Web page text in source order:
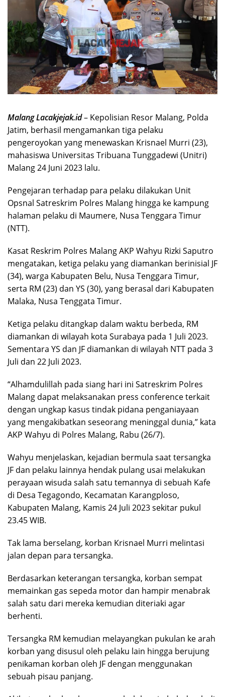
Malang Lacakjejak.id– Kepolisian Resor Malang, Polda
Jatim, berhasil mengamankan tiga pelaku
pengeroyokan yang menewaskan Krisnael Murri (23),
mahasiswa Universitas Tribuana Tunggadewi (Unitri)
Malang 24 Juni 2023 lalu.
Pengejaran terhadap para pelaku dilakukan Unit
Opsnal Satreskrim Polres Malang hingga ke kampung
halaman pelaku di Maumere, Nusa Tenggara Timur
(NTT).
Kasat Reskrim Polres Malang AKP Wahyu Rizki Saputro
mengatakan, ketiga pelaku yang diamankan berinisial JF
(34), warga Kabupaten Belu, Nusa Tenggara Timur,
serta RM (23) dan YS (30), yang berasal dari Kabupaten
Malaka, Nusa Tenggata Timur.
Ketiga pelaku ditangkap dalam waktu berbeda, RM
diamankan di wilayah kota Surabaya pada 1 Juli 2023.
Sementara YS dan JF diamankan di wilayah NTT pada 3
Juli dan 22 Juli 2023.
“Alhamdulillah pada siang hari ini Satreskrim Polres
Malang dapat melaksanakan press conference terkait
dengan ungkap kasus tindak pidana penganiayaan
yang mengakibatkan seseorang meninggal dunia,” kata
AKP Wahyu di Polres Malang, Rabu (26/7).
Wahyu menjelaskan, kejadian bermula saat tersangka
JF dan pelaku lainnya hendak pulang usai melakukan
perayaan wisuda salah satu temannya di sebuah Kafe
di Desa Tegagondo, Kecamatan Karangploso,
Kabupaten Malang, Kamis 24 Juli 2023 sekitar pukul
23.45 WIB.
Tak lama berselang, korban Krisnael Murri melintasi
jalan depan para tersangka.
Berdasarkan keterangan tersangka, korban sempat
memainkan gas sepeda motor dan hampir menabrak
salah satu dari mereka kemudian diteriaki agar
berhenti.
Tersangka RM kemudian melayangkan pukulan ke arah
korban yang disusul oleh pelaku lain hingga berujung
penikaman korban oleh JF dengan menggunakan
sebuah pisau panjang.